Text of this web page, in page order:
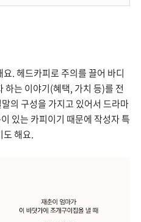
. 헤드카피로 주의를 끌어 바디
하는 이야기(혜택, 가치 등)를 전
의 구성을 가지고 있어서 드라마
있는 카피이기 때문에 작성자 특
도 해요.